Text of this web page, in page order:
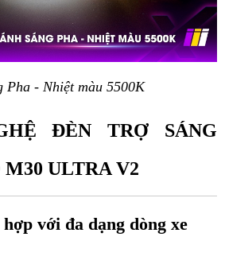
Pha - Nhiệt màu 5500K
ĐÈN TRỢ SÁNG
ULTRA V2
với đa dạng dòng xe